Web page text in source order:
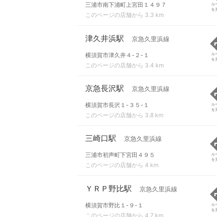
三浦市南下浦町上宮田１４９７
このページの店舗から 3.3 km
ル
を
津久井浜駅 京急久里浜線
横須賀市津久井４-２-１
このページの店舗から 3.4 km
ル
を
京急長沢駅 京急久里浜線
横須賀市長沢１-３５-１
このページの店舗から 3.8 km
ル
を
三崎口駅 京急久里浜線
三浦市初声町下宮田４９５
このページの店舗から 4 km
ル
を
ＹＲＰ野比駅 京急久里浜線
横須賀市野比１-９-１
このページの店舗から 4.7 km
ル
を